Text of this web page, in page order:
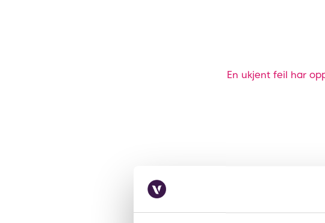
En ukjent feil har